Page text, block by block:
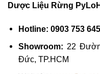
Dược Liệu Rừng
Hotline: 0903 753 645
Showroom: 22
Đức, TP.HCM